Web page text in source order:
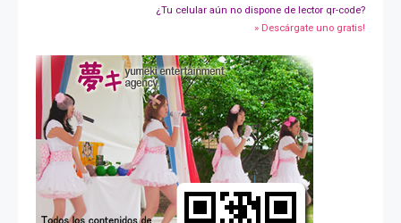
¿Tu celular aún no dispone de lector qr-code?
» Descárgate uno gratis!